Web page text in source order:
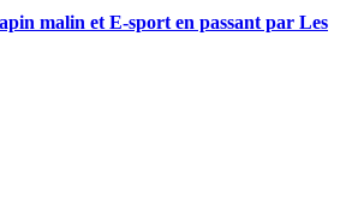
malin et E-sport en passant par Les